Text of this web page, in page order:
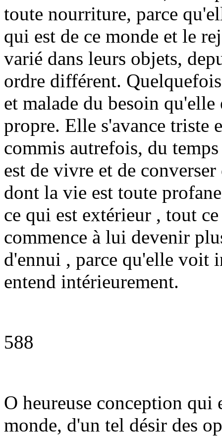
toute nourriture, parce
qui est de ce monde et le
varié dans leurs objets,
ordre différent.
et malade du besoin
propre. Elle s'avance triste
commis autrefois, du
est de vivre et de
dont la vie est toute
ce qui est extérieur , tout
commence à lui devenir
d'ennui , parce qu'elle voit
entend intérieurement.
588
O heureuse conception
monde, d'un tel désir des